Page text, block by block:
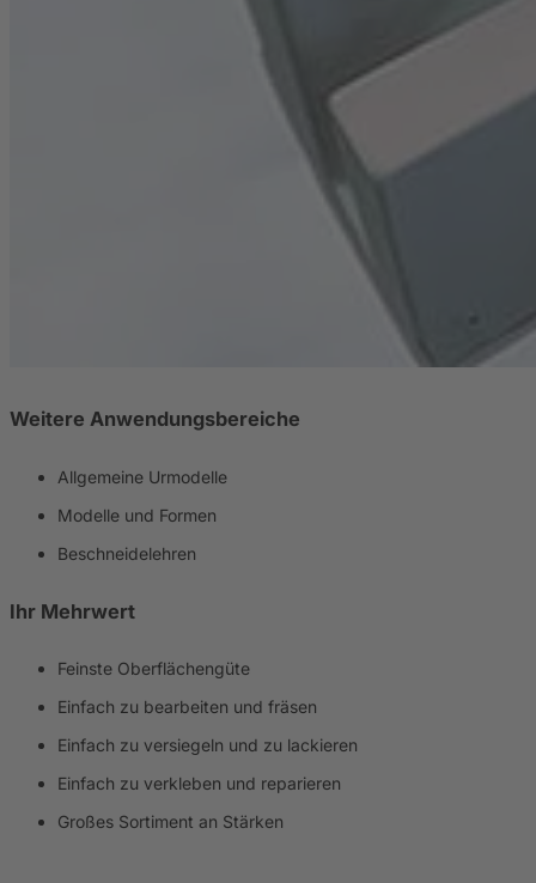
Weitere Anwendungsbereiche
Allgemeine Urmodelle
Modelle und Formen
Beschneidelehren
Ihr Mehrwert
Feinste Oberflächengüte
Einfach zu bearbeiten und fräsen
Einfach zu versiegeln und zu lackieren
Einfach zu verkleben und reparieren
Großes Sortiment an Stärken